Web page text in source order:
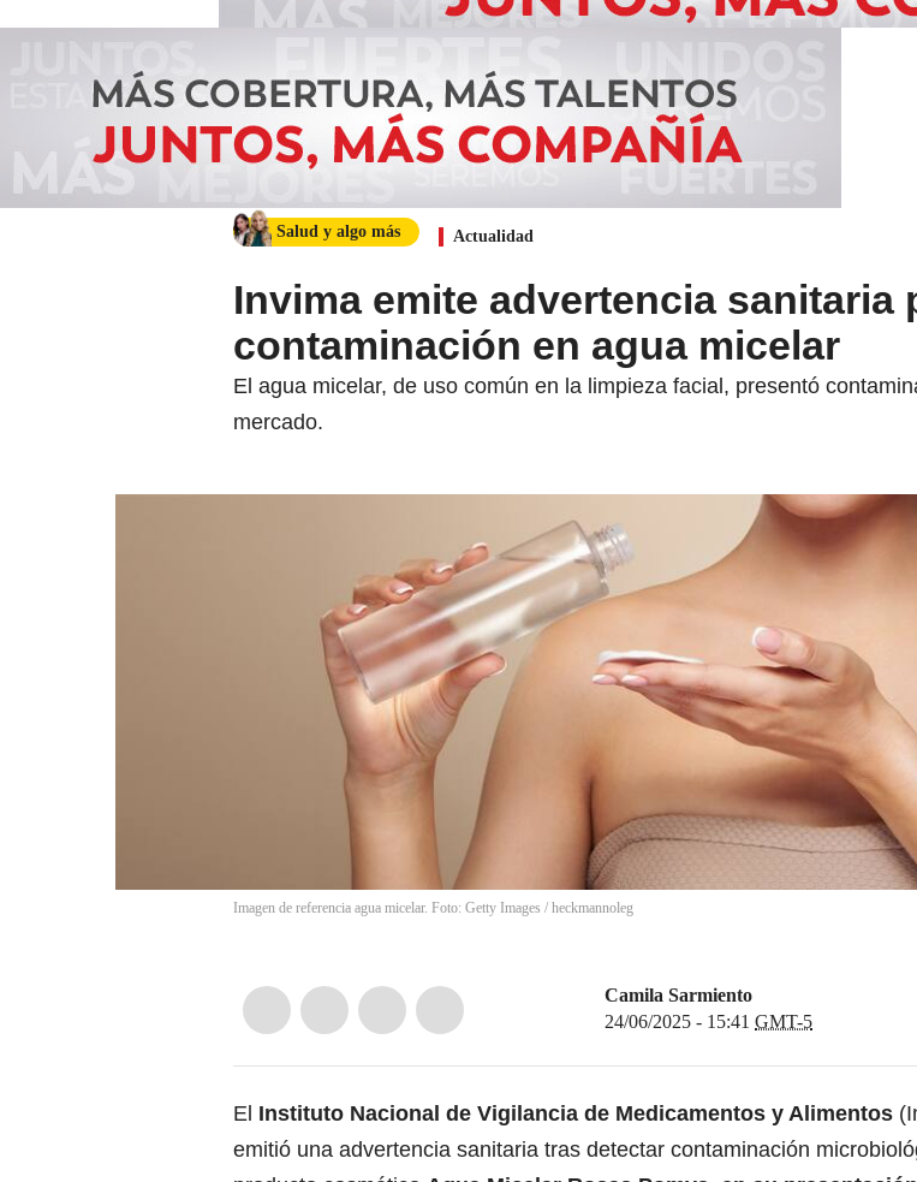
Salud y algo más Actualidad
Invima emite advertencia sanitaria
contaminación en agua micelar
El agua micelar, de uso común en la limpieza facial, presentó
mercado.
Imagen de referencia agua micelar. Foto: Getty Images / heckmannoleg
Camila Sarmiento
24/06/2025 - 15:41 GMT-5
El Instituto Nacional de Vigilancia de Medicamentos y Alimentos
emitió una advertencia sanitaria tras detectar contaminación